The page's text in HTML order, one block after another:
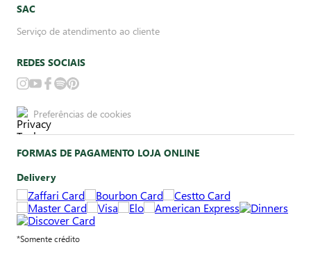
SAC
Serviço de atendimento ao cliente
REDES SOCIAIS
Preferências de cookies
FORMAS DE PAGAMENTO LOJA ONLINE
Delivery
*Somente crédito